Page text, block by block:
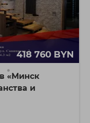
418 760 BYN
«Минск
и